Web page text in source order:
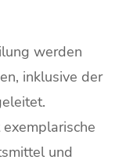
werden
inklusive der
und